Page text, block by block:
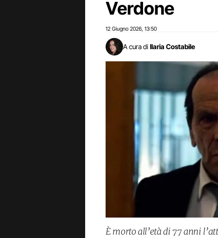
Verdone
12 Giugno 2026 13:50
A cura di Ilaria Costabile
È morto all’età di 77 anni